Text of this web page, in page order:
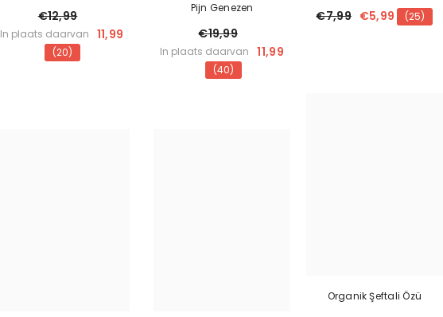
€12,99
In plaats daarvan 11,99
(20)
Pijn Genezen
€19,99
In plaats daarvan 11,99
(40)
€7,99 €5,99 (25)
Organik Şeftali Özü